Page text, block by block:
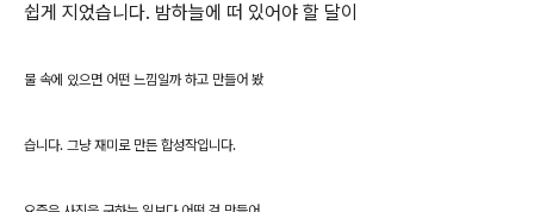
쉽게 지었습니다. 밤하늘에 떠 있어야 할 달이
물 속에 있으면 어떤 느낌일까 하고 만들어 봤
습니다. 그냥 재미로 만든 합성작입니다.